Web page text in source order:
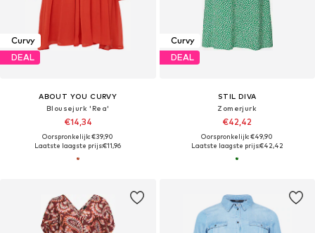
Curvy
DEAL
ABOUT YOU CURVY
Blousejurk 'Rea'
€14,34
Oorspronkelijk: €39,90
Laatste laagste prijs:€11,96
Curvy
DEAL
STIL DIVA
Zomerjurk
€42,42
Oorspronkelijk: €49,90
Laatste laagste prijs:€42,42